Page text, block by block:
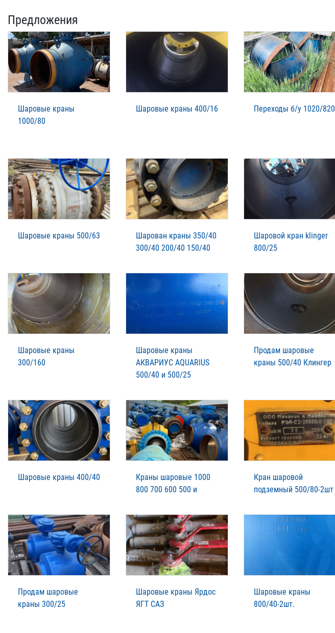
Предложения
Шаровые краны
1000/80
Шаровые краны 400/16 Переходы б/у 1020/820
Шаровые краны 500/63
Шарован краны 350/40
300/40 200/40 150/40
Шаровой кран klinger
800/25
Шаровые краны
300/160
Шаровые краны
АКВАРИУС AQUARIUS
500/40 и 500/25
Продам шаровые
краны 500/40 Клингер
Шаровые краны 400/40
Краны шаровые 1000
800 700 600 500 и
Кран шаровой
подземный 500/80-2шт
Продам шаровые
краны 300/25
Шаровые краны Ярдос
ЯГТ САЗ
Шаровые краны
800/40-2шт.